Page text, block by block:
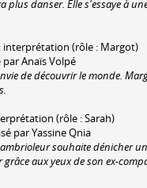
danser. Elle s'essaye à
: interprétation (rôle : Margot)
par Anaïs Volpé
de découvrir le monde.
(rôle : Sarah)
par Yassine Qnia
souhaite dénicher
aux yeux de son ex-